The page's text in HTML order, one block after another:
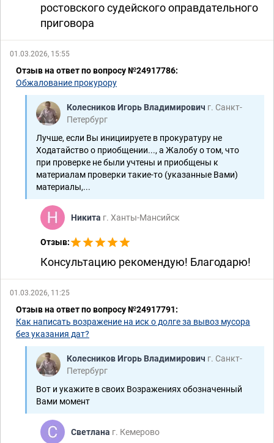
ростовского судейского оправдательного
приговора
01.03.2026, 15:55
Отзыв на ответ по вопросу №24917786:
Обжалование прокурору
Колесников Игорь Владимирович г. Санкт-
Петербург
Лучше, если Вы инициируете в прокуратуру не
Ходатайство о приобщении..., а Жалобу о том, что
при проверке не были учтены и приобщены к
материалам проверки такие-то (указанные Вами)
материалы,...
Никита г. Ханты-Мансийск
Отзыв:
Консультацию рекомендую! Благодарю!
01.03.2026, 11:25
Отзыв на ответ по вопросу №24917791:
Как написать возражение на иск о долге за вывоз мусора
без указания дат?
Колесников Игорь Владимирович г. Санкт-
Петербург
Вот и укажите в своих Возражениях обозначенный
Вами момент
Светлана г. Кемерово